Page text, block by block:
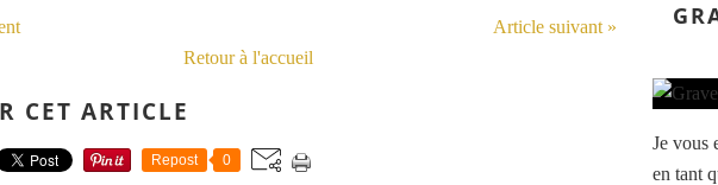
Article suivant »
Retour à l'accueil
CET ARTICLE
Repost 0
Je vous
en tant